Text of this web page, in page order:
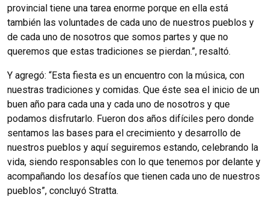
provincial tiene una tarea enorme porque en ella está
también las voluntades de cada uno de nuestros pueblos y
de cada uno de nosotros que somos partes y que no
queremos que estas tradiciones se pierdan.”, resaltó.
Y agregó: “Esta fiesta es un encuentro con la música, con
nuestras tradiciones y comidas. Que éste sea el inicio de un
buen año para cada una y cada uno de nosotros y que
podamos disfrutarlo. Fueron dos años difíciles pero donde
sentamos las bases para el crecimiento y desarrollo de
nuestros pueblos y aquí seguiremos estando, celebrando la
vida, siendo responsables con lo que tenemos por delante y
acompañando los desafíos que tienen cada uno de nuestros
pueblos”, concluyó Stratta.